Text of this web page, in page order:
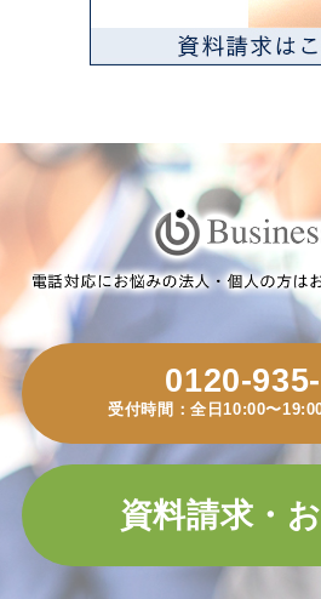
0120-
受付時間：全日10:00〜
資料請求・